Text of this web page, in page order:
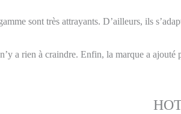
sont très attrayants. D’ailleurs, ils
a rien à craindre. Enfin, la marque a